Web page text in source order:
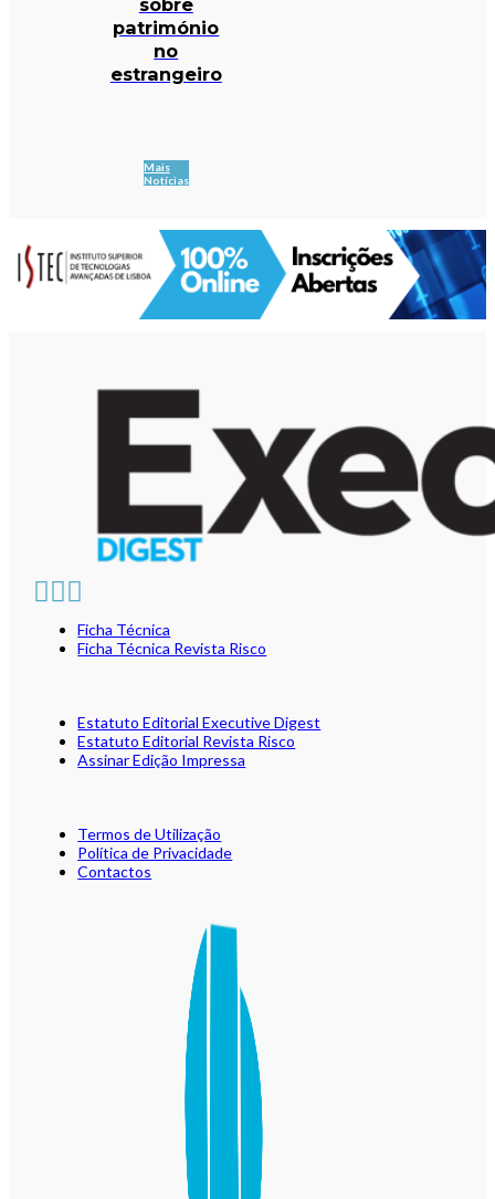
património
no
estrangeiro
Mais
Notícias
Ficha Técnica
Ficha Técnica Revista Risco
Estatuto Editorial Executive Digest
Estatuto Editorial Revista Risco
Assinar Edição Impressa
Termos de Utilização
Política de Privacidade
Contactos